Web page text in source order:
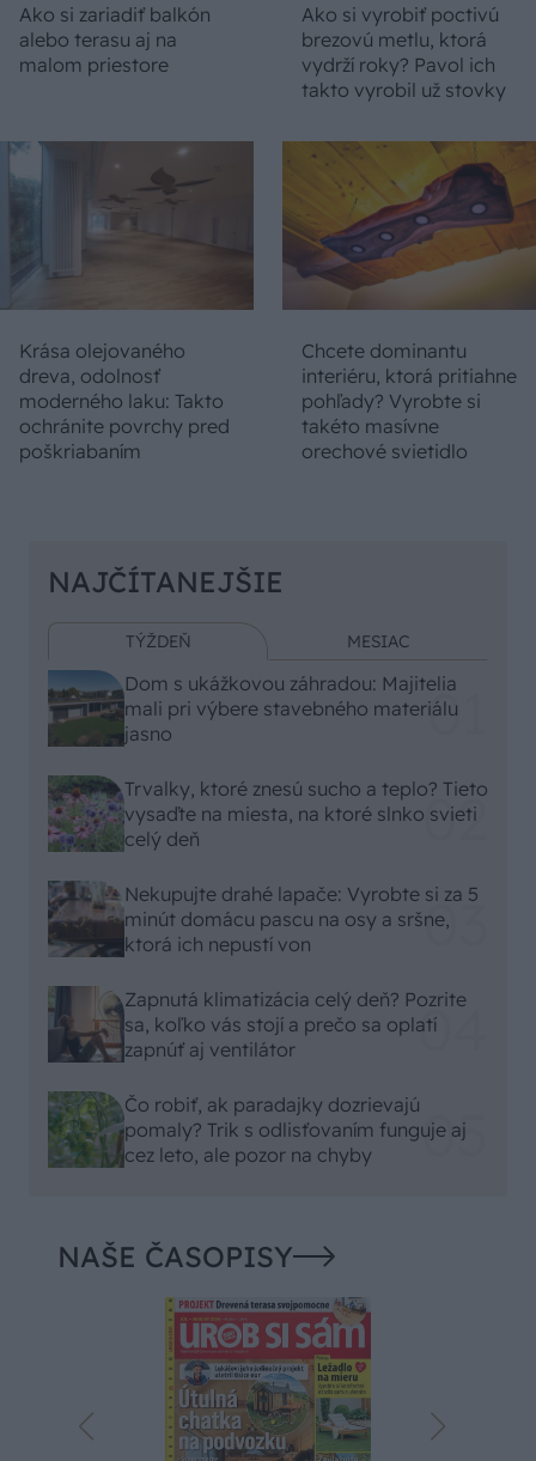
Ako si zariadiť balkón
alebo terasu aj na
malom priestore
Ako si vyrobiť poctivú
brezovú metlu, ktorá
vydrží roky? Pavol ich
takto vyrobil už stovky
Krása olejovaného
dreva, odolnosť
moderného laku: Takto
ochránite povrchy pred
poškriabaním
Chcete dominantu
interiéru, ktorá pritiahne
pohľady? Vyrobte si
takéto masívne
orechové svietidlo
NAJČÍTANEJŠIE
TÝŽDEŇ MESIAC
Dom s ukážkovou záhradou: Majitelia
mali pri výbere stavebného materiálu
jasno
Trvalky, ktoré znesú sucho a teplo? Tieto
vysaďte na miesta, na ktoré slnko svieti
celý deň
Nekupujte drahé lapače: Vyrobte si za 5
minút domácu pascu na osy a sršne,
ktorá ich nepustí von
Zapnutá klimatizácia celý deň? Pozrite
sa, koľko vás stojí a prečo sa oplatí
zapnúť aj ventilátor
Čo robiť, ak paradajky dozrievajú
pomaly? Trik s odlisťovaním funguje aj
cez leto, ale pozor na chyby
NAŠE ČASOPISY